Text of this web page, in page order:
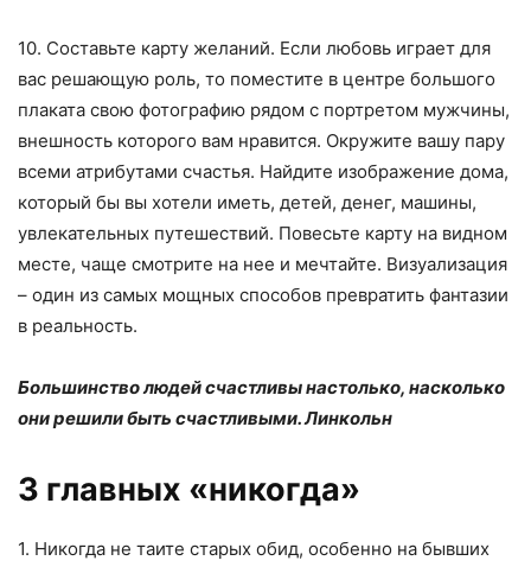
10. Составьте карту желаний. Если любовь играет для
вас решающую роль, то поместите в центре большого
плаката свою фотографию рядом с портретом мужчины,
внешность которого вам нравится. Окружите вашу пару
всеми атрибутами счастья. Найдите изображение дома,
который бы вы хотели иметь, детей, денег, машины,
увлекательных путешествий. Повесьте карту на видном
месте, чаще смотрите на нее и мечтайте. Визуализация
– один из самых мощных способов превратить фантазии
в реальность.
Большинство людей счастливы настолько, насколько
они решили быть счастливыми. Линкольн
3 главных «никогда»
1. Никогда не таите старых обид, особенно на бывших